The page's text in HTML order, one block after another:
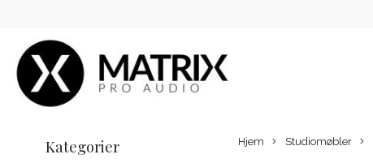
Kategorier Hjem Studiomøbler